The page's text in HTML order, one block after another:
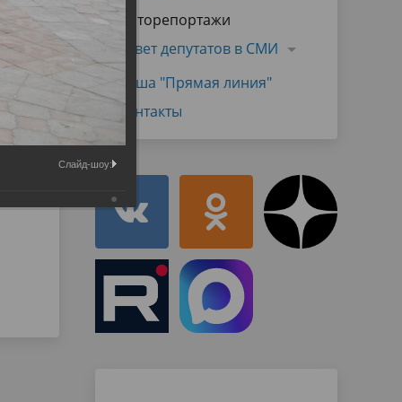
Муниципальная служба
Объявления
имущественного характера
Информационные материалы
Фоторепортажи
Совет депутатов в СМИ
Наша "Прямая линия"
Контакты
Слайд-шоу: